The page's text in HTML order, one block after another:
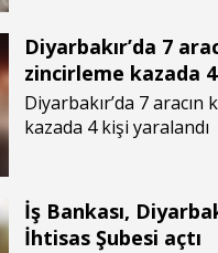
Diyarbakır’da 7
zincirleme kazada
Diyarbakır’da 7 aracın
kazada 4 kişi yaralandı
İş Bankası,
İhtisas Şubesi açtı